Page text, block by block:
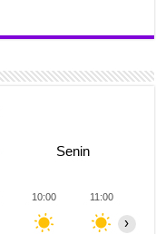
Senin
10:00 11:00
›